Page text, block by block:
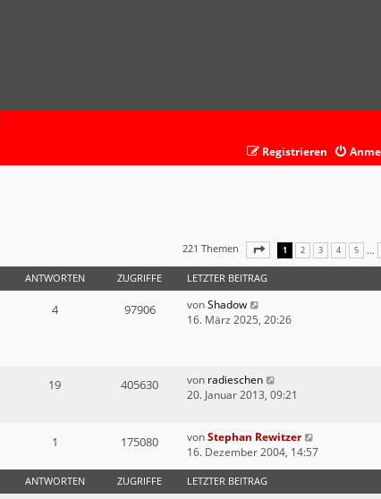
Registrieren
221 Themen SEITE VON
1 2 3 4 5 …
ANTWORTEN ZUGRIFFE LETZTER BEITRAG
4 97906 vonShadow
16. März 2025, 20:26
19 405630 von radieschen
20. Januar 2013, 09:21
1 175080 vonStephan Rewitzer
16. Dezember 2004, 14:57
ANTWORTEN ZUGRIFFE LETZTER BEITRAG